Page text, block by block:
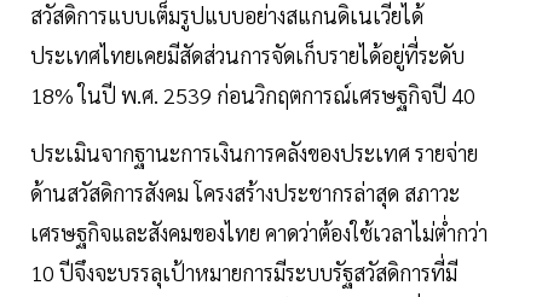
สวัสดิการแบบเต็มรูปแบบอย่างสแกนดิเนเวียได้
ประเทศไทยเคยมีสัดส่วนการจัดเก็บรายได้อยู่ที่ระดับ
18% ในปี พ.ศ. 2539 ก่อนวิกฤตการณ์เศรษฐกิจปี 40
ประเมินจากฐานะการเงินการคลังของประเทศ รายจ่าย
ด้านสวัสดิการสังคม โครงสร้างประชากรล่าสุด สภาวะ
เศรษฐกิจและสังคมของไทย คาดว่าต้องใช้เวลาไม่ต่ำกว่า
10 ปีจึงจะบรรลุเป้าหมายการมีระบบรัฐสวัสดิการที่มี